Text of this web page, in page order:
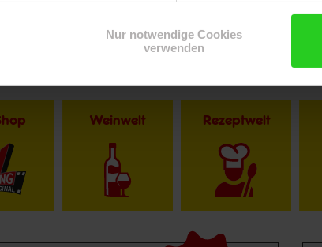
Nur notwendige Cookies
verwenden
Weinwelt Rezeptwelt